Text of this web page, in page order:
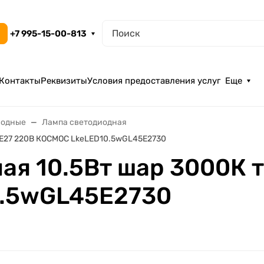
+7 995-15-00-813
КонтактыРеквизитыУсловия предоставления услуг Еще
Лампа светодиодная
220В КОСМОС LkeLED10.5wGL45E2730
10.5Вт шар 3000К